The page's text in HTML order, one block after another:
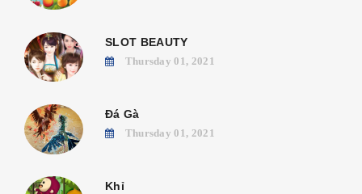
SLOT BEAUTY
Thursday 01, 2021
Đá Gà
Thursday 01, 2021
Khỉ